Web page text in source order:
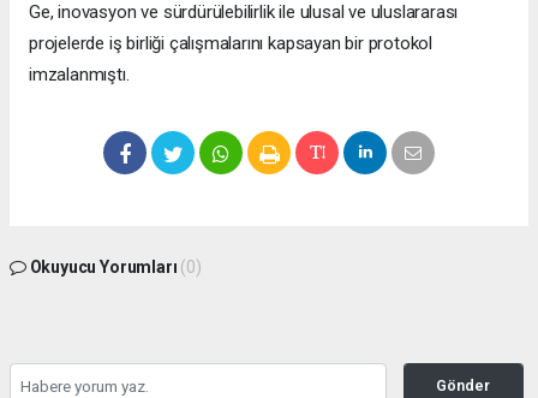
Ge, inovasyon ve sürdürülebilirlik ile ulusal ve uluslararası
projelerde iş birliği çalışmalarını kapsayan bir protokol
imzalanmıştı.
Okuyucu Yorumları (0)
Gönder